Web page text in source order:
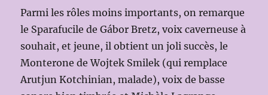
Parmi les rôles moins importants, on remarque
le Sparafucile de Gábor Bretz, voix caverneuse à
souhait, et jeune, il obtient un joli succès, le
Monterone de Wojtek Smilek (qui remplace
Arutjun Kotchinian, malade), voix de basse